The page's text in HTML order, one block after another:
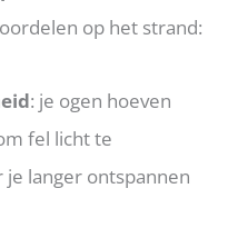
op het strand:
: je ogen hoeven
fel licht te
langer ontspannen